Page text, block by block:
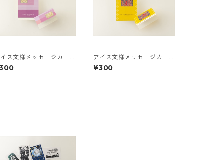
ヌ文様メッセージカー
２つ折り 元気ですか?
アイヌ文様メッセージカー
ド ２つ折り 今日はいい
天気ですね❣
¥300